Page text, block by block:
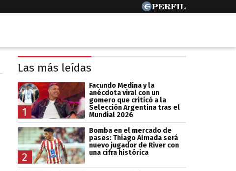
Las más leídas
1
Facundo Medina y la
anécdota viral con un
gomero que criticó a la
Selección Argentina tras el
Mundial 2026
2
Bomba en el mercado de
pases: Thiago Almada será
nuevo jugador de River con
una cifra histórica